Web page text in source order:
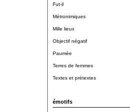
Fut-il
Métronimiques
Mille lieux
Objectif négatif
Paumée
Terres de femmes
Textes et prétextes
émotifs